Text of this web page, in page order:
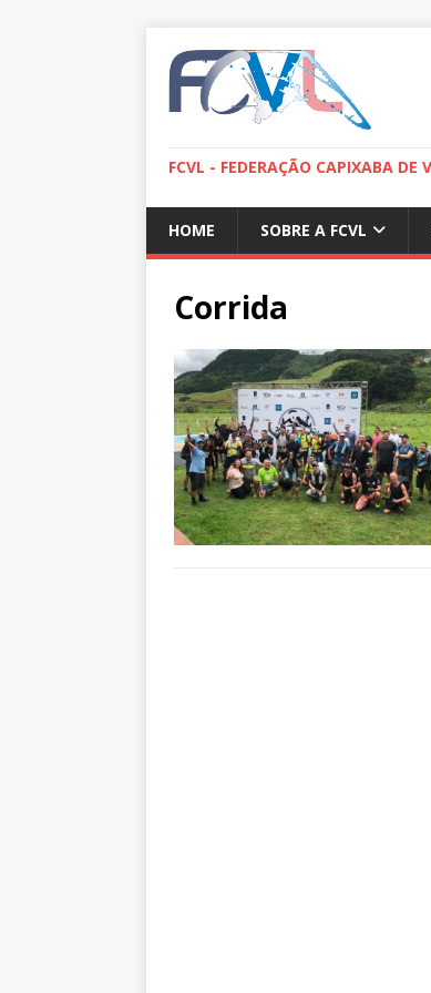
FCVL - FEDERAÇÃO CAPIXABA DE
HOME SOBRE A FCVL
Corrida